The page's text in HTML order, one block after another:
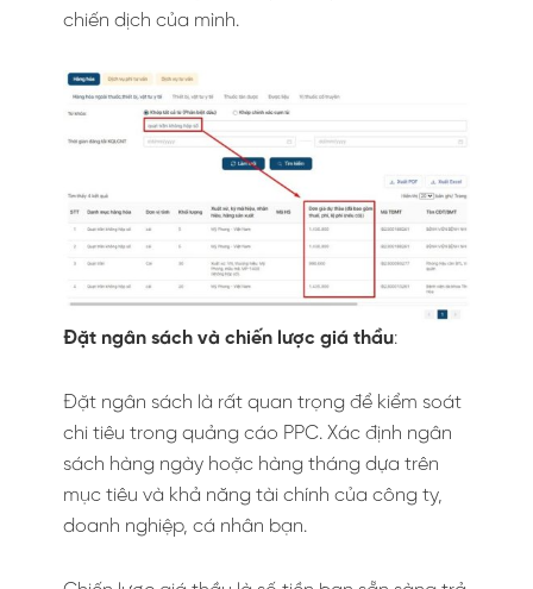
chiến dịch của mình.
Đặt ngân sách và chiến lược giá thầu:
Đặt ngân sách là rất quan trọng để kiểm soát
chi tiêu trong quảng cáo PPC. Xác định ngân
sách hàng ngày hoặc hàng tháng dựa trên
mục tiêu và khả năng tài chính của công ty,
doanh nghiệp, cá nhân bạn.